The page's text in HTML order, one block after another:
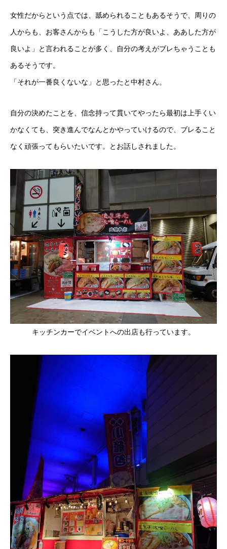
女性だからという点では、舐められることもあるそうで、周りの
人からも、お客さんからも「こうした方が良いよ、ああした方が
良いよ」と言われることが多く、自分の考えがブレちゃうことも
あるそうです。
「それが一番良くないな」と思ったと中村さん。
自分の決めたことを、信念持って貫いてやったら最初は上手くい
かなくても、突き進んでなんとかやっていけるので、ブレること
なく頑張ってもらいたいです。とお話しされました。
キッチンカーでイベントへの出店も行っています。